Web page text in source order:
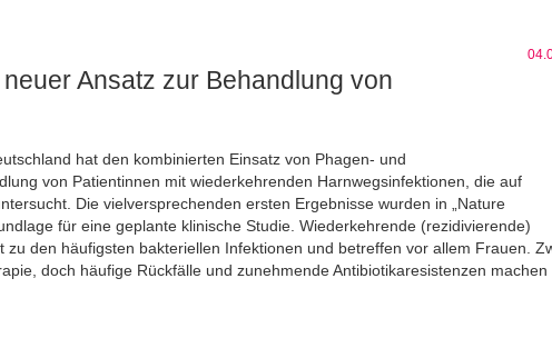
Ansatz zur Behandlung von
hat den kombinierten Einsatz von Phagen- und
von Patientinnen mit wiederkehrenden Harnwegsinfektionen, die auf
Die vielversprechenden ersten Ergebnisse wurden in „Nature
für eine geplante klinische Studie. Wiederkehrende (rezidivierende)
zu den häufigsten bakteriellen Infektionen und betreffen vor allem Frauen.
doch häufige Rückfälle und zunehmende Antibiotikaresistenzen machen